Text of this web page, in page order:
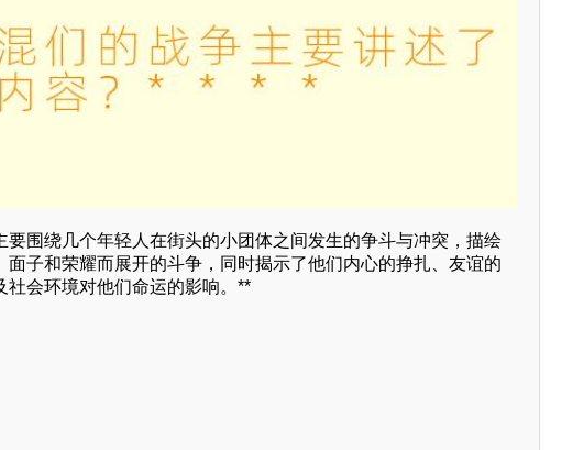
要围绕几个年轻人在街头的小团体之间发生的争斗与冲突，描绘
面子和荣耀而展开的斗争，同时揭示了他们内心的挣扎、友谊的
社会环境对他们命运的影响。**